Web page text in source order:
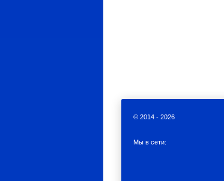
© 2014 - 2026
Мы в сети: